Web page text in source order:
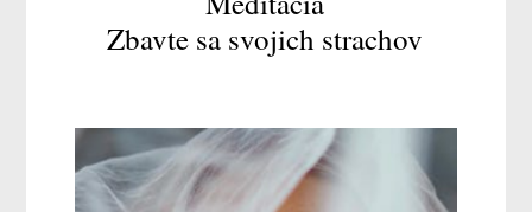
Zbavte sa svojich strachov